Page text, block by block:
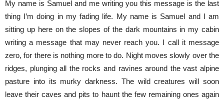
My name is Samuel and me writing you this message is the last
thing I’m doing in my fading life. My name is Samuel and I am
sitting up here on the slopes of the dark mountains in my cabin
writing a message that may never reach you. I call it message
zero, for there is nothing more to do. Night moves slowly over the
ridges, plunging all the rocks and ravines around the vast alpine
pasture into its murky darkness. The wild creatures will soon
leave their caves and pits to haunt the few remaining ones again